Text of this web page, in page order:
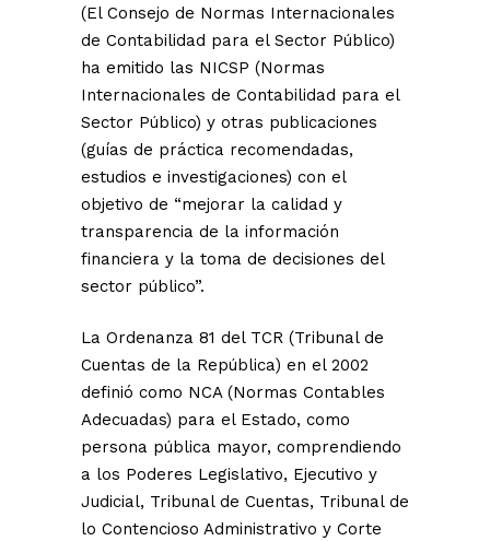
(El Consejo de Normas Internacionales
de Contabilidad para el Sector Público)
ha emitido las NICSP (Normas
Internacionales de Contabilidad para el
Sector Público) y otras publicaciones
(guías de práctica recomendadas,
estudios e investigaciones) con el
objetivo de “mejorar la calidad y
transparencia de la información
financiera y la toma de decisiones del
sector público”.
La Ordenanza 81 del TCR (Tribunal de
Cuentas de la República) en el 2002
definió como NCA (Normas Contables
Adecuadas) para el Estado, como
persona pública mayor, comprendiendo
a los Poderes Legislativo, Ejecutivo y
Judicial, Tribunal de Cuentas, Tribunal de
lo Contencioso Administrativo y Corte